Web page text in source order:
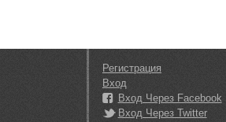
Регистрация
Вход
Вход Через Facebook
Вход Через Twitter